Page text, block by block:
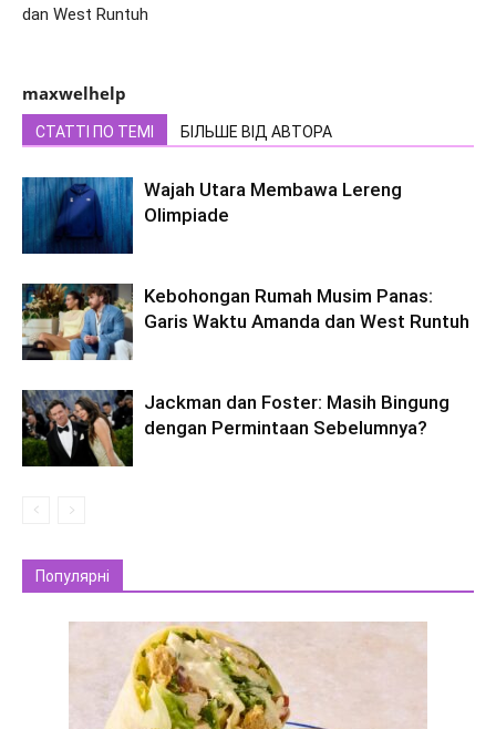
dan West Runtuh
maxwelhelp
СТАТТІ ПО ТЕМІ БІЛЬШЕ ВІД АВТОРА
Wajah Utara Membawa Lereng
Olimpiade
Kebohongan Rumah Musim Panas:
Garis Waktu Amanda dan West Runtuh
Jackman dan Foster: Masih Bingung
dengan Permintaan Sebelumnya?
Популярні